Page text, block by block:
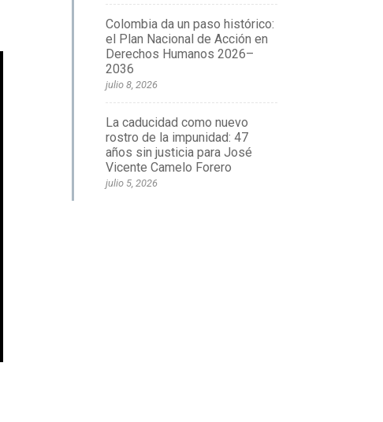
Colombia da un paso histórico:
el Plan Nacional de Acción en
Derechos Humanos 2026–
2036
julio 8, 2026
La caducidad como nuevo
rostro de la impunidad: 47
años sin justicia para José
Vicente Camelo Forero
julio 5, 2026